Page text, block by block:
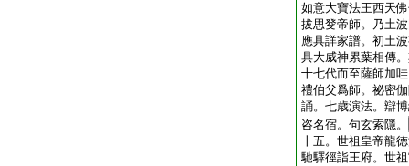
如意大寶法王西天
拔思癹帝師。乃土
應具詳家譜。初土
具大威神累葉相傳
十七代而至薩師加
禮伯父爲師。祕密
誦。七歳演法。辯
咨名宿。句玄索隱。
十五。世祖皇帝龍
馳驛徑詣王府。世